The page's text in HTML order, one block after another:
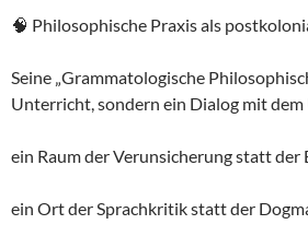
🧠 Philosophische Praxis als
Seine „Grammatologische
Unterricht, sondern ein Dialog mit dem
ein Raum der Verunsicherung statt der
ein Ort der Sprachkritik statt der